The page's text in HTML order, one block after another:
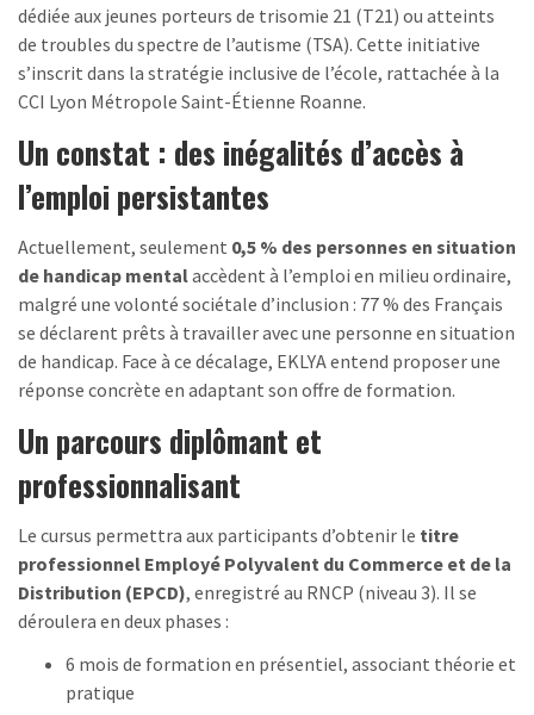
dédiée aux jeunes porteurs de trisomie 21 (T21) ou atteints
de troubles du spectre de l’autisme (TSA). Cette initiative
s’inscrit dans la stratégie inclusive de l’école, rattachée à la
CCI Lyon Métropole Saint-Étienne Roanne.
Un constat : des inégalités d’accès à
l’emploi persistantes
Actuellement, seulement 0,5 % des personnes en situation
de handicap mentalaccèdent à l’emploi en milieu ordinaire,
malgré une volonté sociétale d’inclusion : 77 % des Français
se déclarent prêts à travailler avec une personne en situation
de handicap. Face à ce décalage, EKLYA entend proposer une
réponse concrète en adaptant son offre de formation.
Un parcours diplômant et
professionnalisant
Le cursus permettra aux participants d’obtenir le titre
professionnel Employé Polyvalent du Commerce et de la
Distribution (EPCD), enregistré au RNCP (niveau 3). Il se
déroulera en deux phases :
6 mois de formation en présentiel, associant théorie et
pratique